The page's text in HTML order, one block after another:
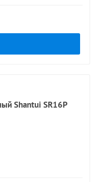
Shantui SR16P